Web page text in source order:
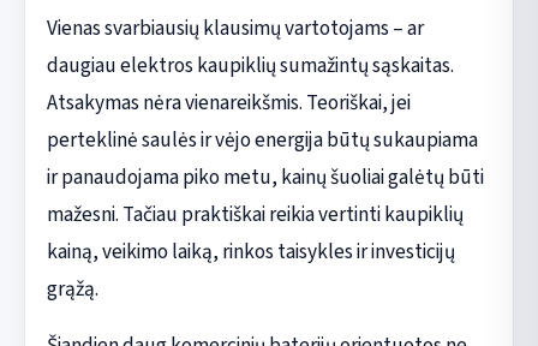
Vienas svarbiausių klausimų vartotojams – ar
daugiau elektros kaupiklių sumažintų sąskaitas.
Atsakymas nėra vienareikšmis. Teoriškai, jei
perteklinė saulės ir vėjo energija būtų sukaupiama
ir panaudojama piko metu, kainų šuoliai galėtų būti
mažesni. Tačiau praktiškai reikia vertinti kaupiklių
kainą, veikimo laiką, rinkos taisykles ir investicijų
grąžą.